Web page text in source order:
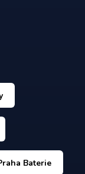
Baterie